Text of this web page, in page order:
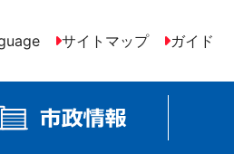
サイトマップ ガイド